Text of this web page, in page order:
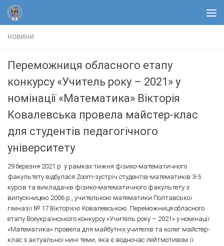
Skip to content
НОВИНИ
Переможниця обласного етапу
конкурсу «Учитель року – 2021» у
номінації «Математика» Вікторія
Ковалевська провела майстер-клас
для студентів педагогічного
університету
29 березня 2021 р. у рамках тижня фізико-математичного
факультету відбулася Zoom-зустріч студентів-математиків 3-5
курсів та викладачів фізико-математичного факультету з
випускницею 2006 р., учителькою математики Полтавської
гімназії № 17 Вікторією Ковалевською. Переможниця обласного
етапу Всеукраїнського конкурсу «Учитель року – 2021» у номінації
«Математика» провела для майбутніх учителів та колег майстер-
клас з актуальної нині теми, яка є водночас лейтмотивом її